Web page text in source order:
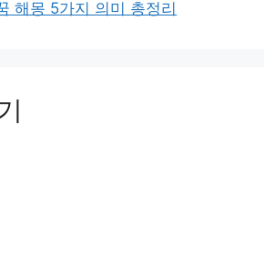
해몽 5가지 의미 총정리